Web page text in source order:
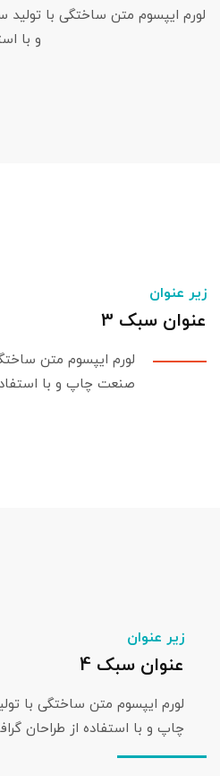
لورم ایپسوم متن ساختگی با
و با
زیر عنوان
عنوان سبک 3
لورم ایپسوم متن
صنعت چاپ و با
زیر عنوان
عنوان سبک 4
لورم ایپسوم متن ساختگی با
چاپ و با استفاده از طراحان